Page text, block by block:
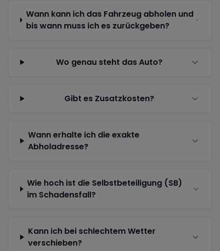
Wann kann ich das Fahrzeug abholen und
bis wann muss ich es zurückgeben?
Wo genau steht das Auto?
Gibt es Zusatzkosten?
Wann erhalte ich die exakte
Abholadresse?
Wie hoch ist die Selbstbeteiligung (SB)
im Schadensfall?
Kann ich bei schlechtem Wetter
verschieben?